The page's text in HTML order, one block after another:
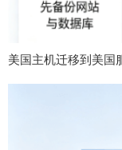
美国主机迁移到美国